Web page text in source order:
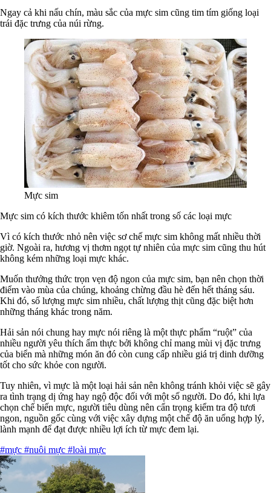
Ngay cả khi nấu chín, màu sắc của mực sim cũng tim tím giống loại
trái đặc trưng của núi rừng.
Mực sim
Mực sim có kích thước khiêm tốn nhất trong số các loại mực
Vì có kích thước nhỏ nên việc sơ chế mực sim không mất nhiều thời
giờ. Ngoài ra, hương vị thơm ngọt tự nhiên của mực sim cũng thu hút
không kém những loại mực khác.
Muốn thưởng thức trọn vẹn độ ngon của mực sim, bạn nên chọn thời
điểm vào mùa của chúng, khoảng chừng đầu hè đến hết tháng sáu.
Khi đó, số lượng mực sim nhiều, chất lượng thịt cũng đặc biệt hơn
những tháng khác trong năm.
Hải sản nói chung hay mực nói riêng là một thực phẩm “ruột” của
nhiều người yêu thích ẩm thực bởi không chỉ mang mùi vị đặc trưng
của biển mà những món ăn đó còn cung cấp nhiều giá trị dinh dưỡng
tốt cho sức khỏe con người.
Tuy nhiên, vì mực là một loại hải sản nên không tránh khỏi việc sẽ gây
ra tình trạng dị ứng hay ngộ độc đối với một số người. Do đó, khi lựa
chọn chế biến mực, người tiêu dùng nên cẩn trọng kiểm tra độ tươi
ngon, nguồn gốc cùng với việc xây dựng một chế độ ăn uống hợp lý,
lành mạnh để đạt được nhiều lợi ích từ mực đem lại.
#mực #nuôi mực #loài mực